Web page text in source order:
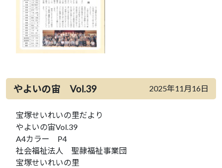
やよいの宙 Vol.39 2025年11月16日
宝塚せいれいの里だより
やよいの宙Vol.39
A4カラー P4
社会福祉法人 聖隷福祉事業団
宝塚せいれいの里